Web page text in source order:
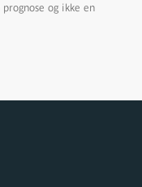
og ikke en